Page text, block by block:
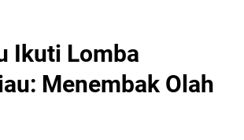
Ikuti Lomba
Menembak Olah